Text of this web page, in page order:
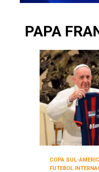
PAPA
COPA SUL-
FUTEBOL